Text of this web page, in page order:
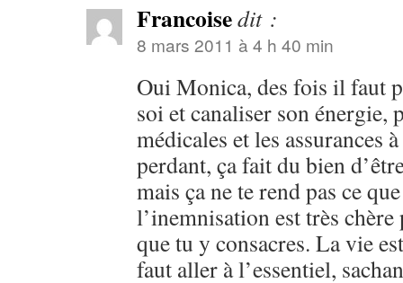
Francoisedit :
8 mars 2011 à 4 h 40 min
Oui Monica, des fois il faut
soi et canaliser son énergie,
médicales et les assurances
perdant, ça fait du bien
mais ça ne te rend pas ce
l’inemnisation est très chère
que tu y consacres. La vie
faut aller à l’essentiel,